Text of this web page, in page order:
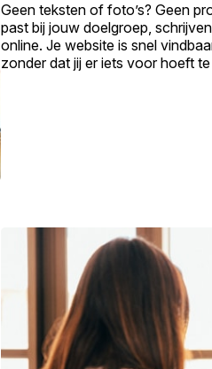
Geen teksten of foto’s? Geen
past bij jouw doelgroep,
online. Je website is snel
zonder dat jij er iets voor hoeft